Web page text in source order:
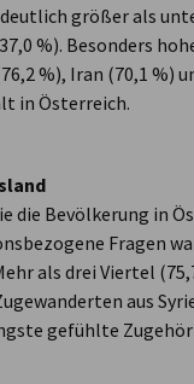
größer als
%). Besonders
%), Iran (70,1 %)
in Österreich.
die Bevölkerung in
Fragen
als drei Viertel
aus
gefühlte